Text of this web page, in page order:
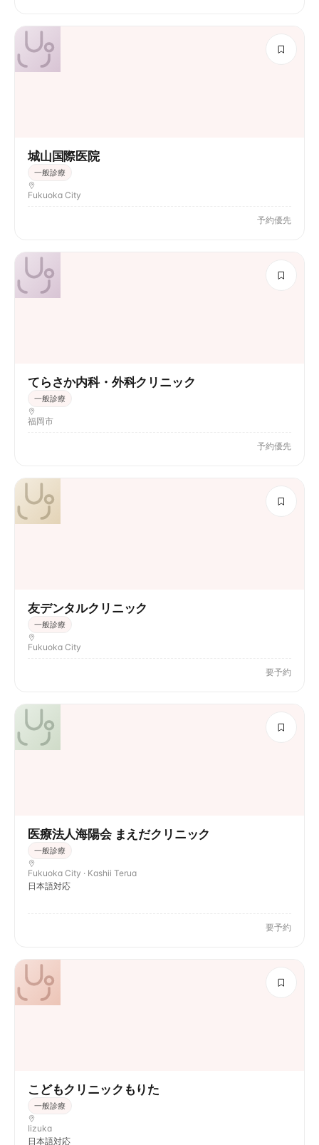
城山国際医院
一般診療
Fukuoka City
予約優先
てらさか内科・外科クリニック
一般診療
福岡市
予約優先
友デンタルクリニック
一般診療
Fukuoka City
要予約
医療法人海陽会 まえだクリニック
一般診療
Fukuoka City · Kashii Terua
日本語対応
要予約
こどもクリニックもりた
一般診療
Iizuka
日本語対応